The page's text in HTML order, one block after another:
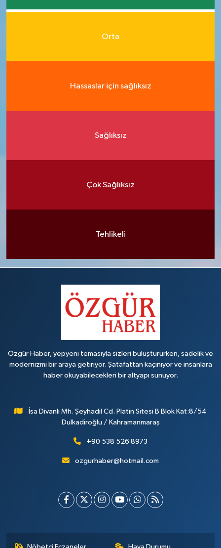
Orta
Hassaslar için sağlıksız
Sağlıksız
Çok Sağlıksız
Tehlikeli
Özgür Haber, yepyeni temasıyla sizleri buluştururken, sadelik ve
modernizmi bir araya getiriyor. Şatafattan kaçınıyor ve insanlara
haber okuyabilecekleri bir altyapı sunuyor.
İsa Divanlı Mh. Şeyhadil Cd. Platin Sitesi B Blok Kat:8/54
Dulkadiroğlu / Kahramanmaraş
+90 538 526 8973
ozgurhaber@hotmail.com